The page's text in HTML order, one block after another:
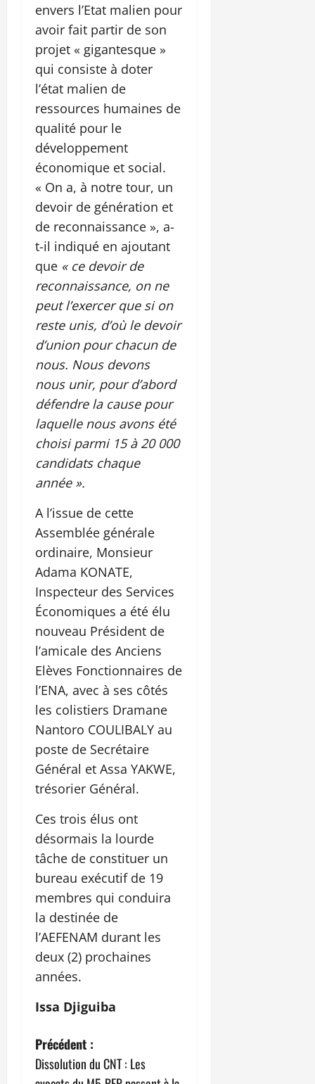
envers l’Etat malien pour
avoir fait partir de son
projet « gigantesque »
qui consiste à doter
l’état malien de
ressources humaines de
qualité pour le
développement
économique et social.
« On a, à notre tour, un
devoir de génération et
de reconnaissance », a-
t-il indiqué en ajoutant
que « ce devoir de
reconnaissance, on ne
peut l’exercer que si on
reste unis, d’où le devoir
d’union pour chacun de
nous. Nous devons
nous unir, pour d’abord
défendre la cause pour
laquelle nous avons été
choisi parmi 15 à 20 000
candidats chaque
année ».
A l’issue de cette
Assemblée générale
ordinaire, Monsieur
Adama KONATE,
Inspecteur des Services
Économiques a été élu
nouveau Président de
l’amicale des Anciens
Elèves Fonctionnaires de
l’ENA, avec à ses côtés
les colistiers Dramane
Nantoro COULIBALY au
poste de Secrétaire
Général et Assa YAKWE,
trésorier Général.
Ces trois élus ont
désormais la lourde
tâche de constituer un
bureau exécutif de 19
membres qui conduira
la destinée de
l’AEFENAM durant les
deux (2) prochaines
années.
Issa Djiguiba
N
a
Précédent :
Dissolution du CNT : Les